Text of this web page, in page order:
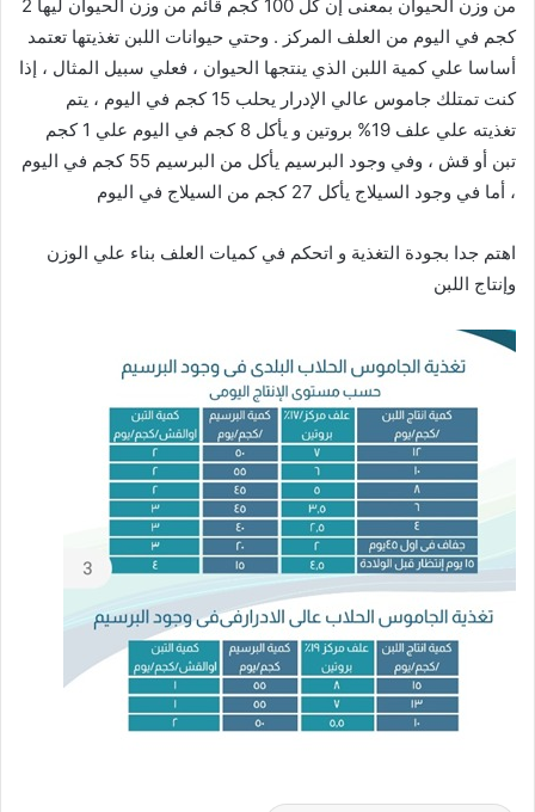
من وزن الحيوان بمعنى إن كل 100 كجم قائم من وزن الحيوان ليها 2
كجم في اليوم من العلف المركز . وحتي حيوانات اللبن تغذيتها تعتمد
أساسا علي كمية اللبن الذي ينتجها الحيوان ، فعلي سبيل المثال ، إذا
كنت تمتلك جاموس عالي الإدرار يحلب 15 كجم في اليوم ، يتم
تغذيته علي علف 19% بروتين و يأكل 8 كجم في اليوم علي 1 كجم
تبن أو قش ، وفي وجود البرسيم يأكل من البرسيم 55 كجم في اليوم
، أما في وجود السيلاج يأكل 27 كجم من السيلاج في اليوم
اهتم جدا بجودة التغذية و اتحكم في كميات العلف بناء علي الوزن
وإنتاج اللبن